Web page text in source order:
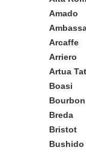
Amado
Arcaffe
Arriero
Artua
Boasi
Bourbon
Breda
Bristot
Bushido